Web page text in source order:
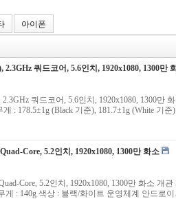
아이폰
쿼드코어, 5.6인치, 1920x1080, 1300만
쿼드코어, 5.6인치, 1920x1080, 1300
게 : 178.5±1g (Black 기준), 181.7±1g (White
Core, 5.2인치, 1920x1080, 1300만 화소
Core, 5.2인치, 1920x1080, 1300만 화소
게 : 140g 색상 : 블랙/화이트 운영체계 안드로